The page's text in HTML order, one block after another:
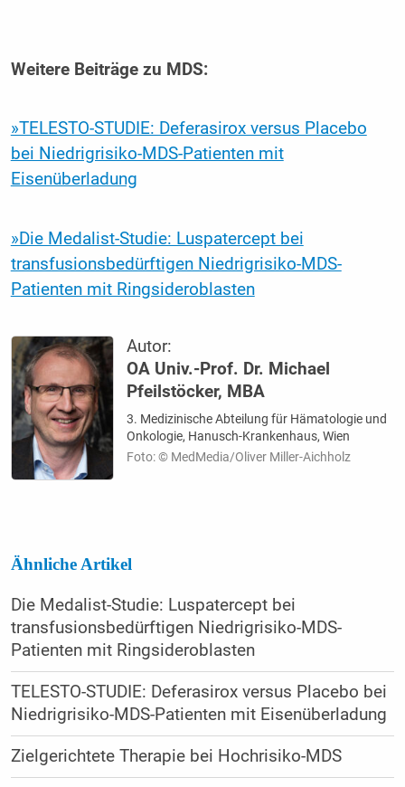
Weitere Beiträge zu MDS:
»TELESTO-STUDIE: Deferasirox versus Placebo
bei Niedrigrisiko-MDS-Patienten mit
Eisenüberladung
»Die Medalist-Studie: Luspatercept bei
transfusionsbedürftigen Niedrigrisiko-MDS-
Patienten mit Ringsideroblasten
Autor:
OA Univ.-Prof. Dr. Michael
Pfeilstöcker, MBA
3. Medizinische Abteilung für Hämatologie und
Onkologie, Hanusch-Krankenhaus, Wien
Foto: © MedMedia/Oliver Miller-Aichholz
Ähnliche Artikel
Die Medalist-Studie: Luspatercept bei
transfusionsbedürftigen Niedrigrisiko-MDS-
Patienten mit Ringsideroblasten
TELESTO-STUDIE: Deferasirox versus Placebo bei
Niedrigrisiko-MDS-Patienten mit Eisenüberladung
Zielgerichtete Thera­pie bei Hoch­risiko-MDS